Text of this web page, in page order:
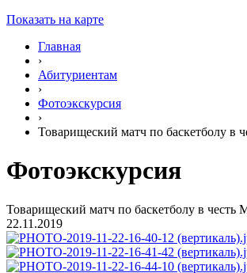
Показать на карте
Главная
›
Абитуриентам
›
Фотоэкскурсия
›
Товарищеский матч по баскетболу в
Фотоэкскурсия
Товарищеский матч по баскетболу в честь
22.11.2019